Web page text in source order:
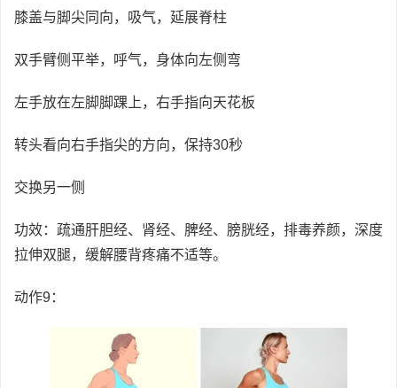
膝盖与脚尖同向，吸气，延展脊柱
双手臂侧平举，呼气，身体向左侧弯
左手放在左脚脚踝上，右手指向天花板
转头看向右手指尖的方向，保持30秒
交换另一侧
功效：疏通肝胆经、肾经、脾经、膀胱经，排毒养颜，深度
拉伸双腿，缓解腰背疼痛不适等。
动作9：